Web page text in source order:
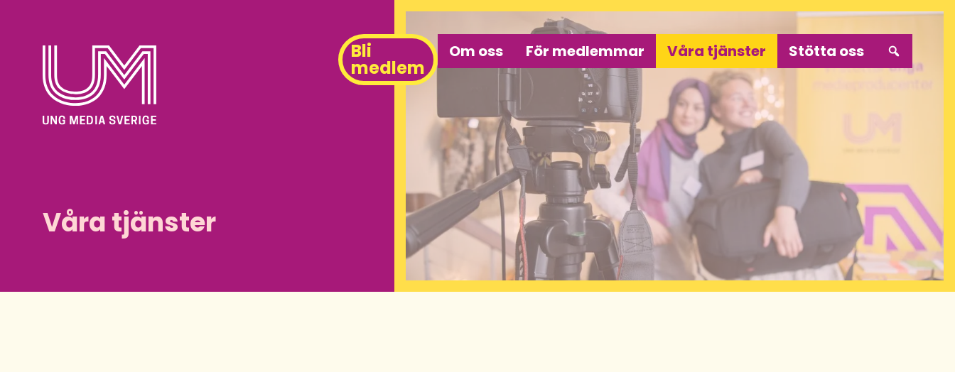
Bli
medlem
Om oss För medlemmar Våra tjänster Stötta oss
Våra tjänster